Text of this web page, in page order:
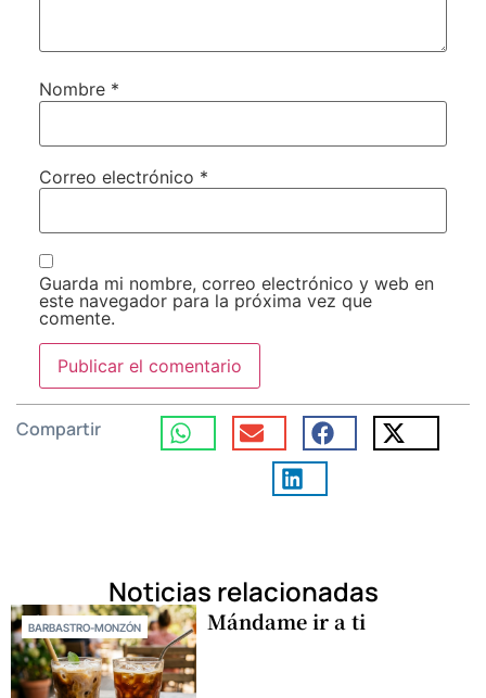
Nombre *
Correo electrónico *
Guarda mi nombre, correo electrónico y web en
este navegador para la próxima vez que
comente.
Compartir
Noticias relacionadas
BARBASTRO-MONZÓN Mándame ir a ti